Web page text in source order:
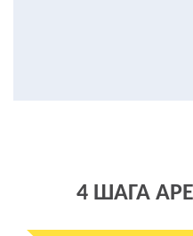
4 ШАГА